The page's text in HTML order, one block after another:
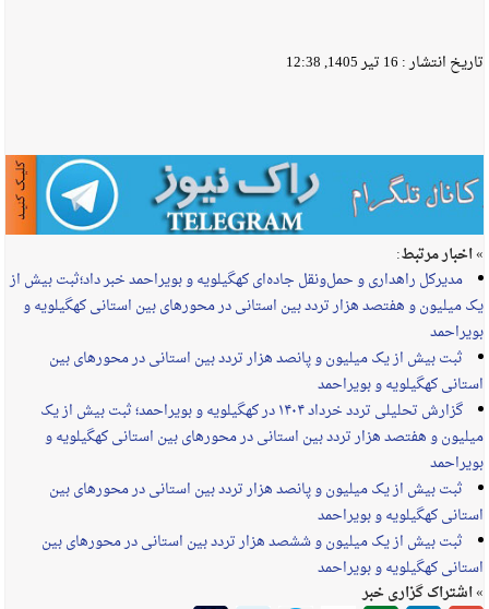
تاریخ انتشار : 16 تیر 1405, 12:38
» اخبار مرتبط:
مدیرکل راهداری و حمل‌ونقل جاده‌ای کهگیلویه و بویراحمد خبر داد؛ثبت بیش از
یک میلیون و هفتصد هزار تردد بین استانی در محورهای بین استانی کهگیلویه و
بویراحمد
ثبت بیش از یک میلیون و پانصد هزار تردد بین استانی در محورهای بین
استانی کهگیلویه و بویراحمد
گزارش تحلیلی تردد خرداد ۱۴۰۴ در کهگیلویه و بویراحمد؛ ثبت بیش از یک
میلیون و هفتصد هزار تردد بین استانی در محورهای بین استانی کهگیلویه و
بویراحمد
ثبت بیش از یک میلیون و پانصد هزار تردد بین استانی در محورهای بین
استانی کهگیلویه و بویراحمد
ثبت بیش از یک میلیون و ششصد هزار تردد بین استانی در محورهای بین
استانی کهگیلویه و بویراحمد
» اشتراک گزاری خبر